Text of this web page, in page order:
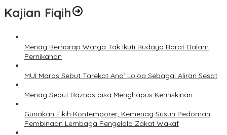
Kajian Fiqih
Menag Berharap Warga Tak Ikuti Budaya Barat Dalam
Pernikahan
MUI Maros Sebut Tarekat Ana’ Loloa Sebagai Aliran Sesat
Menag Sebut Baznas bisa Menghapus Kemiskinan
Gunakan Fikih Kontemporer, Kemenag Susun Pedoman
Pembinaan Lembaga Pengelola Zakat Wakaf